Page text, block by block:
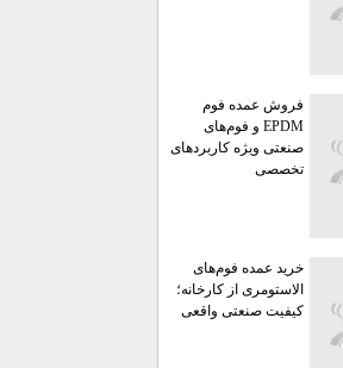
فروش عمده فوم
EPDM و فوم‌های
صنعتی ویژه کاربردهای
تخصصی
خرید عمده فوم‌های
الاستومری از کارخانه؛
کیفیت صنعتی واقعی